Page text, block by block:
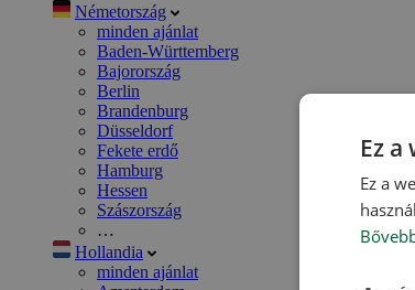
Németország
minden ajánlat
Baden-Württemberg
Bajorország
Berlin
Brandenburg
Düsseldorf
Fekete erdő
Hamburg
Hessen
Szászország
…
Hollandia
minden ajánlat
Ez
Ez a